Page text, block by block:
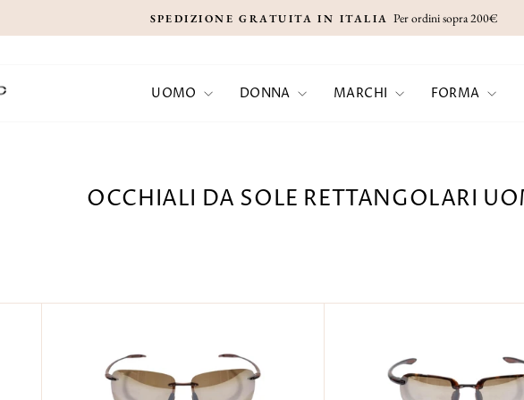
Metti
presentazione
SPEDIZIONE GRATUITA IN ITALIA Per ordini sopra 200€
UOMO DONNA MARCHI FORMA
OCCHIALI DA SOLE RETTANGOLARI